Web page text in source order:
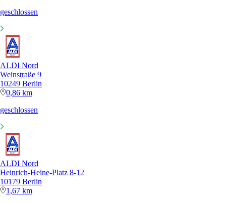
geschlossen
ALDI Nord
Weinstraße 9
10249 Berlin
0,86 km
geschlossen
ALDI Nord
Heinrich-Heine-Platz 8-12
10179 Berlin
1,67 km